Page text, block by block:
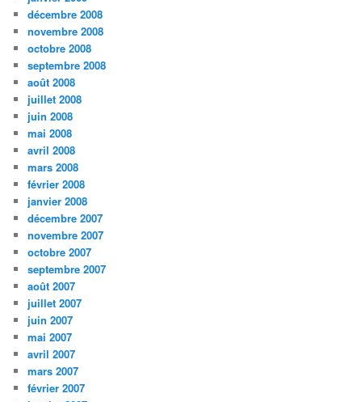
décembre 2008
novembre 2008
octobre 2008
septembre 2008
août 2008
juillet 2008
juin 2008
mai 2008
avril 2008
mars 2008
février 2008
janvier 2008
décembre 2007
novembre 2007
octobre 2007
septembre 2007
août 2007
juillet 2007
juin 2007
mai 2007
avril 2007
mars 2007
février 2007